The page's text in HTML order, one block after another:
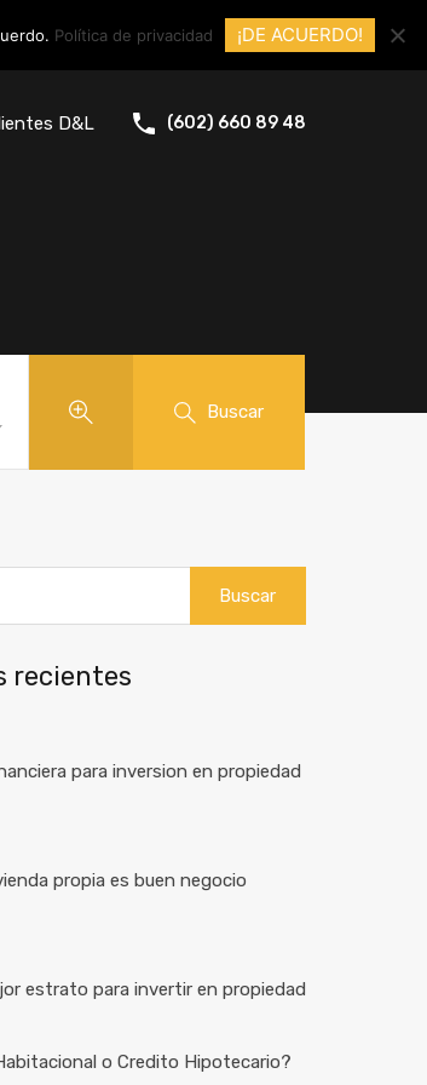
D&L (602) 660 89 48
Buscar
recientes
para inversion en propiedad
propia es buen negocio
estrato para invertir en propiedad
o Credito Hipotecario?
Política de privacidad ¡DE ACUERDO!